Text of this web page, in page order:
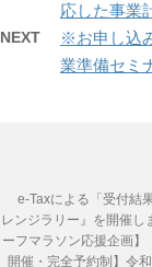
応した事業
NEXT
※お申し込
業準備セミ
e-Taxによる「受付結
レンジラリー』を開催し
ーフマラソン応援企画】
開催・完全予約制】令